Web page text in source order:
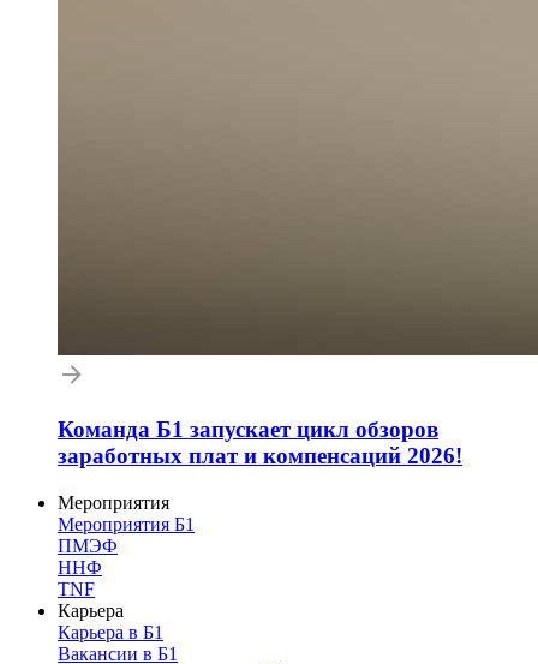
Команда Б1 запускает цикл обзоров
заработных плат и компенсаций 2026!
Мероприятия
Мероприятия Б1
ПМЭФ
ННФ
TNF
Карьера
Карьера в Б1
Вакансии в Б1